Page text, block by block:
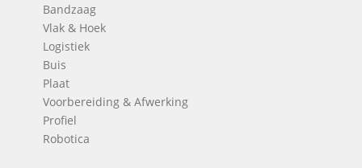
Bandzaag
Vlak & Hoek
Logistiek
Buis
Plaat
Voorbereiding & Afwerking
Profiel
Robotica